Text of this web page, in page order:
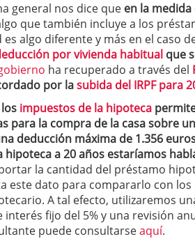
general nos dice que en la
que también incluye a los
algo diferente y más en el caso
por vivienda habitual que
ha recuperado a través del
por lasubida del IRPF para
los impuestos de la hipoteca
para la compra de la casa sobre
deducción máxima de 1.356
hipoteca a 20 años estaríamos
la cantidad del préstamo
este dato para compararlo con
A tal efecto, utilizaremos
fijo del 5% y una revisión
puede consultarseaquí.